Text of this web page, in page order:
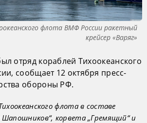
флота ВМФ России ракетный
крейсер «Варяг»
отряд кораблей Тихоокеанского
сообщает 12 октября пресс-
обороны РФ.
флота в составе
корвета „Гремящий“ и